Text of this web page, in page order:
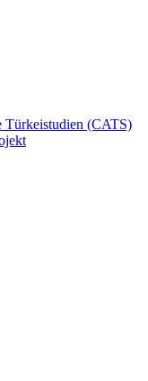
Türkeistudien (CATS)